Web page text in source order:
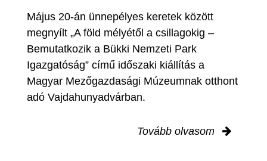
Május 20-án ünnepélyes keretek között
megnyílt „A föld mélyétől a csillagokig –
Bemutatkozik a Bükki Nemzeti Park
Igazgatóság” című időszaki kiállítás a
Magyar Mezőgazdasági Múzeumnak otthont
adó Vajdahunyadvárban.
Tovább olvasom